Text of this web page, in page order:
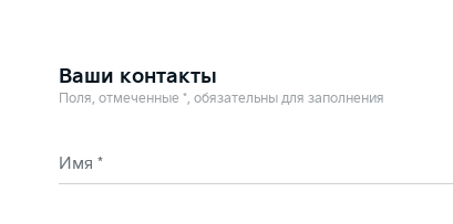
Ваши контакты
Поля, отмеченные *, обязательны для заполнения
Имя *